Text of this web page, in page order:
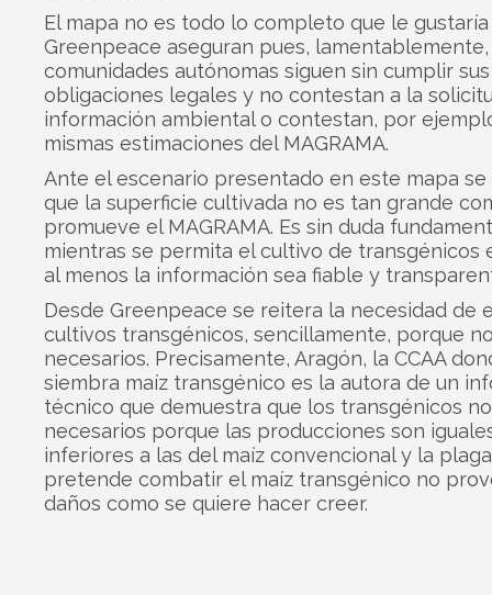
El mapa no es todo lo completo que le gustaría
Greenpeace aseguran pues,
comunidades autónomas siguen sin cumplir sus
obligaciones legales y no contestan a la
información ambiental o contestan, por
mismas estimaciones del MAGRAMA.
Ante el escenario presentado en este mapa se
que la superficie cultivada no es tan grande
promueve el MAGRAMA. Es sin duda
mientras se permita el cultivo de transgénicos
al menos la información sea fiable y
Desde Greenpeace se reitera la necesidad de
cultivos transgénicos, sencillamente, porque
necesarios. Precisamente, Aragón, la CCAA
siembra maíz transgénico es la autora de un
técnico que demuestra que los transgénicos
necesarios porque las producciones son
inferiores a las del maíz convencional y la
pretende combatir el maíz transgénico no
daños como se quiere hacer creer.